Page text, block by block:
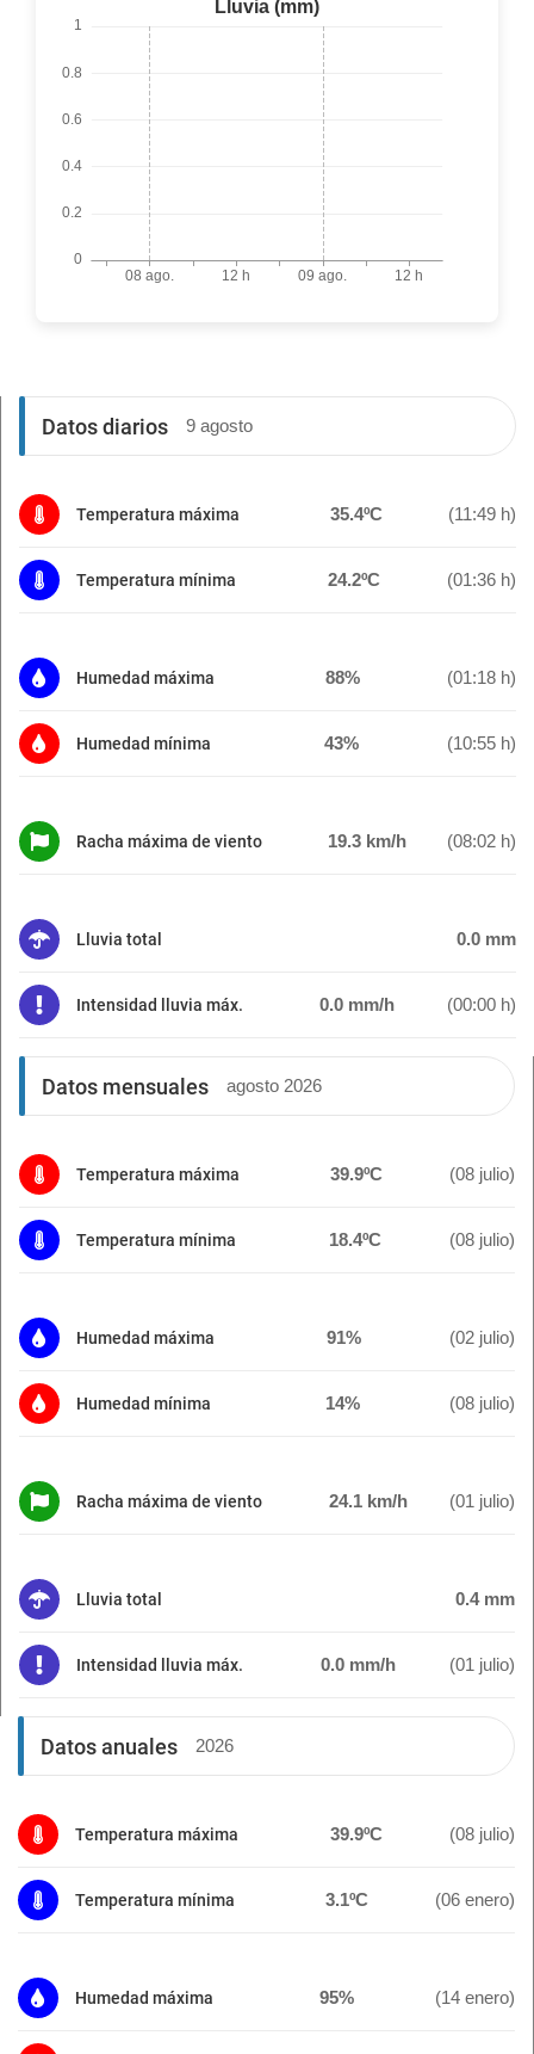
Datos diarios 9 agosto
Temperatura máxima 35.4ºC (11:49 h)
Temperatura mínima 24.2ºC (01:36 h)
Humedad máxima 88% (01:18 h)
Humedad mínima 43% (10:55 h)
Racha máxima de viento 19.3 km/h (08:02 h)
Lluvia total 0.0 mm
Intensidad lluvia máx. 0.0 mm/h (00:00 h)
Datos mensuales agosto 2026
Temperatura máxima 39.9ºC (08 julio)
Temperatura mínima 18.4ºC (08 julio)
Humedad máxima 91% (02 julio)
Humedad mínima 14% (08 julio)
Racha máxima de viento 24.1 km/h (01 julio)
Lluvia total 0.4 mm
Intensidad lluvia máx. 0.0 mm/h (01 julio)
Datos anuales 2026
Temperatura máxima 39.9ºC (08 julio)
Temperatura mínima 3.1ºC (06 enero)
Humedad máxima 95% (14 enero)